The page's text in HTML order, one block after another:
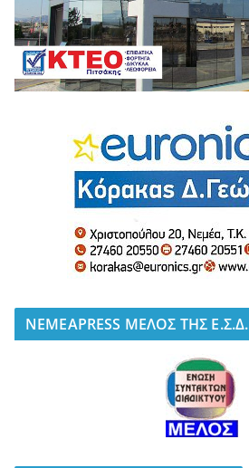
NEMEAPRESS ΜΕΛΟΣ ΤΗΣ Ε.Σ.Δ.